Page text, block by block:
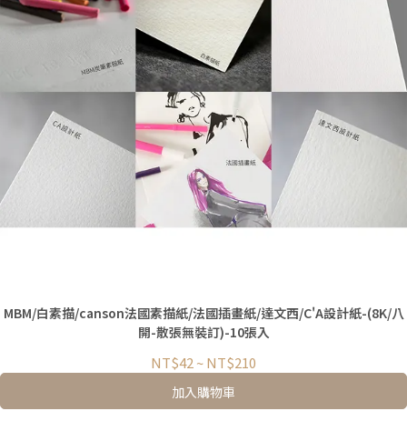
MBM/白素描/canson法國素描紙/法國插畫紙/達文西/C'A設計紙-(8K/八
開-散張無裝訂)-10張入
NT$42 ~NT$210
加入購物車